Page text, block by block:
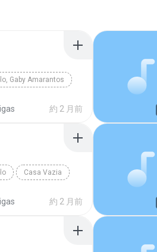
Gaby Amarantos
約 2 月前
Casa Vazia
約 2 月前